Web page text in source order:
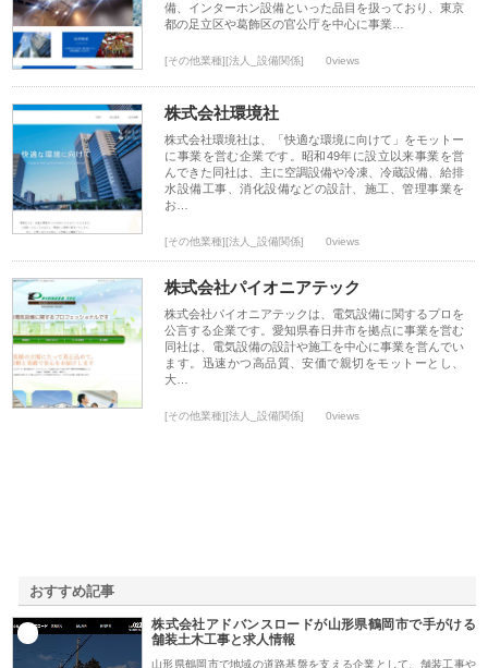
備、インターホン設備といった品目を扱っており、東京
都の足立区や葛飾区の官公庁を中心に事業…
[その他業種][法人_設備関係] 0views
株式会社環境社
株式会社環境社は、「快適な環境に向けて」をモットー
に事業を営む企業です。昭和49年に設立以来事業を営
んできた同社は、主に空調設備や冷凍、冷蔵設備、給排
水設備工事、消化設備などの設計、施工、管理事業を
お…
[その他業種][法人_設備関係] 0views
株式会社パイオニアテック
株式会社パイオニアテックは、電気設備に関するプロを
公言する企業です。愛知県春日井市を拠点に事業を営む
同社は、電気設備の設計や施工を中心に事業を営んでい
ます。迅速かつ高品質、安価で親切をモットーとし、
大…
[その他業種][法人_設備関係] 0views
おすすめ記事
株式会社アドバンスロードが山形県鶴岡市で手がける
舗装土木工事と求人情報
山形県鶴岡市で地域の道路基盤を支える企業として、舗装工事や